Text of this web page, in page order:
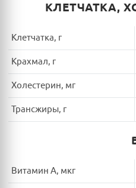
КЛЕТЧАТКА,
Клетчатка, г
Крахмал, г
Холестерин, мг
Трансжиры, г
Витамин A, мкг